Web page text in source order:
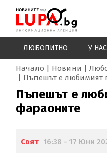
ЛЮБОПИТНО У НАС
Начало Новини
Пъпешът е любимият
Пъпешът е
фараоните
Свят 16:38 - 17 Юни